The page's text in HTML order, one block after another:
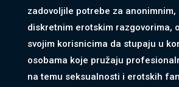
zadovoljile potrebe za anonimnim,
diskretnim erotskim razgovorima,
svojim korisnicima da stupaju u
osobama koje pružaju
na temu seksualnosti i erotskih